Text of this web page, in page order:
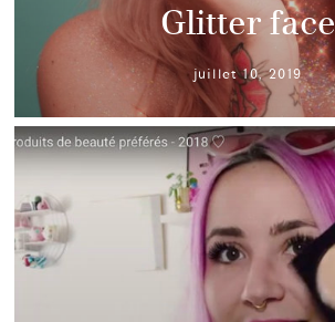
Glitter face
juillet 10, 2019